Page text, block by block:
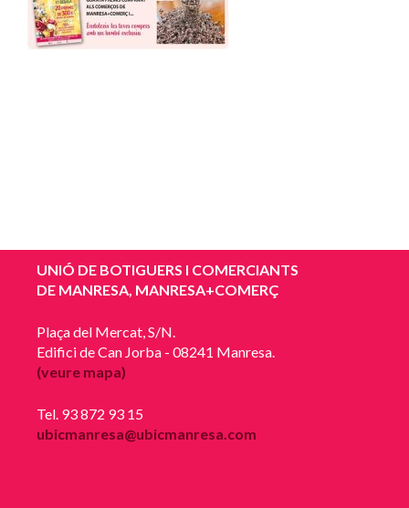
UNIÓ DE BOTIGUERS I COMERCIANTS
DE MANRESA, MANRESA+COMERÇ
Plaça del Mercat, S/N.
Edifici de Can Jorba - 08241 Manresa.
(veure mapa)
Tel. 93 872 93 15
ubicmanresa@ubicmanresa.com